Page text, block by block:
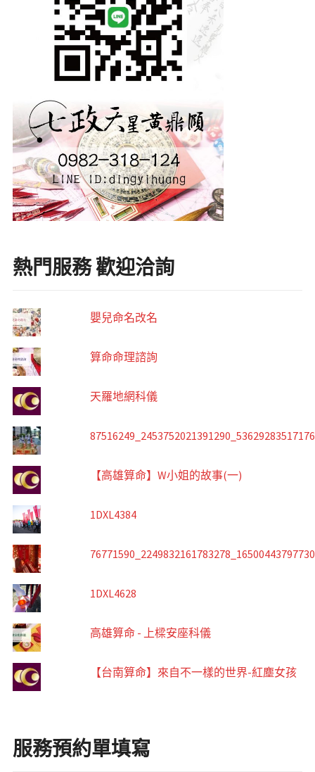
熱門服務 歡迎洽詢
嬰兒命名改名
算命命理諮詢
天羅地網科儀
【高雄算命】W小姐的故事(一)
1DXL4384
1DXL4628
高雄算命 - 上樑安座科儀
【台南算命】來自不一樣的世界-紅塵女孩
服務預約單填寫